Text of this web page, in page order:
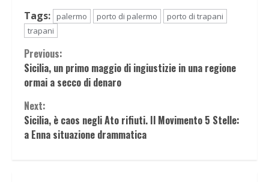
Tags:
palermo porto di palermo
porto di trapani
trapani
Continue
Reading
Previous:
Sicilia, un primo maggio di ingiustizie in una regione
ormai a secco di denaro
Next:
Sicilia, è caos negli Ato rifiuti. Il Movimento 5 Stelle:
a Enna situazione drammatica